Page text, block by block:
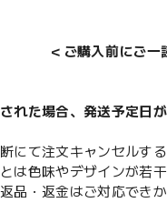
＜ご購入前にご一
れた場合、発送予定日
にて注文キャンセルする
は色味やデザインが若
品・返金はご対応できか